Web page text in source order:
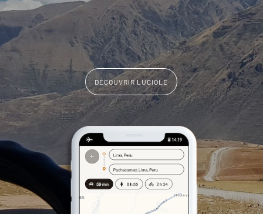
DÉCOUVRIR LUCIOLE